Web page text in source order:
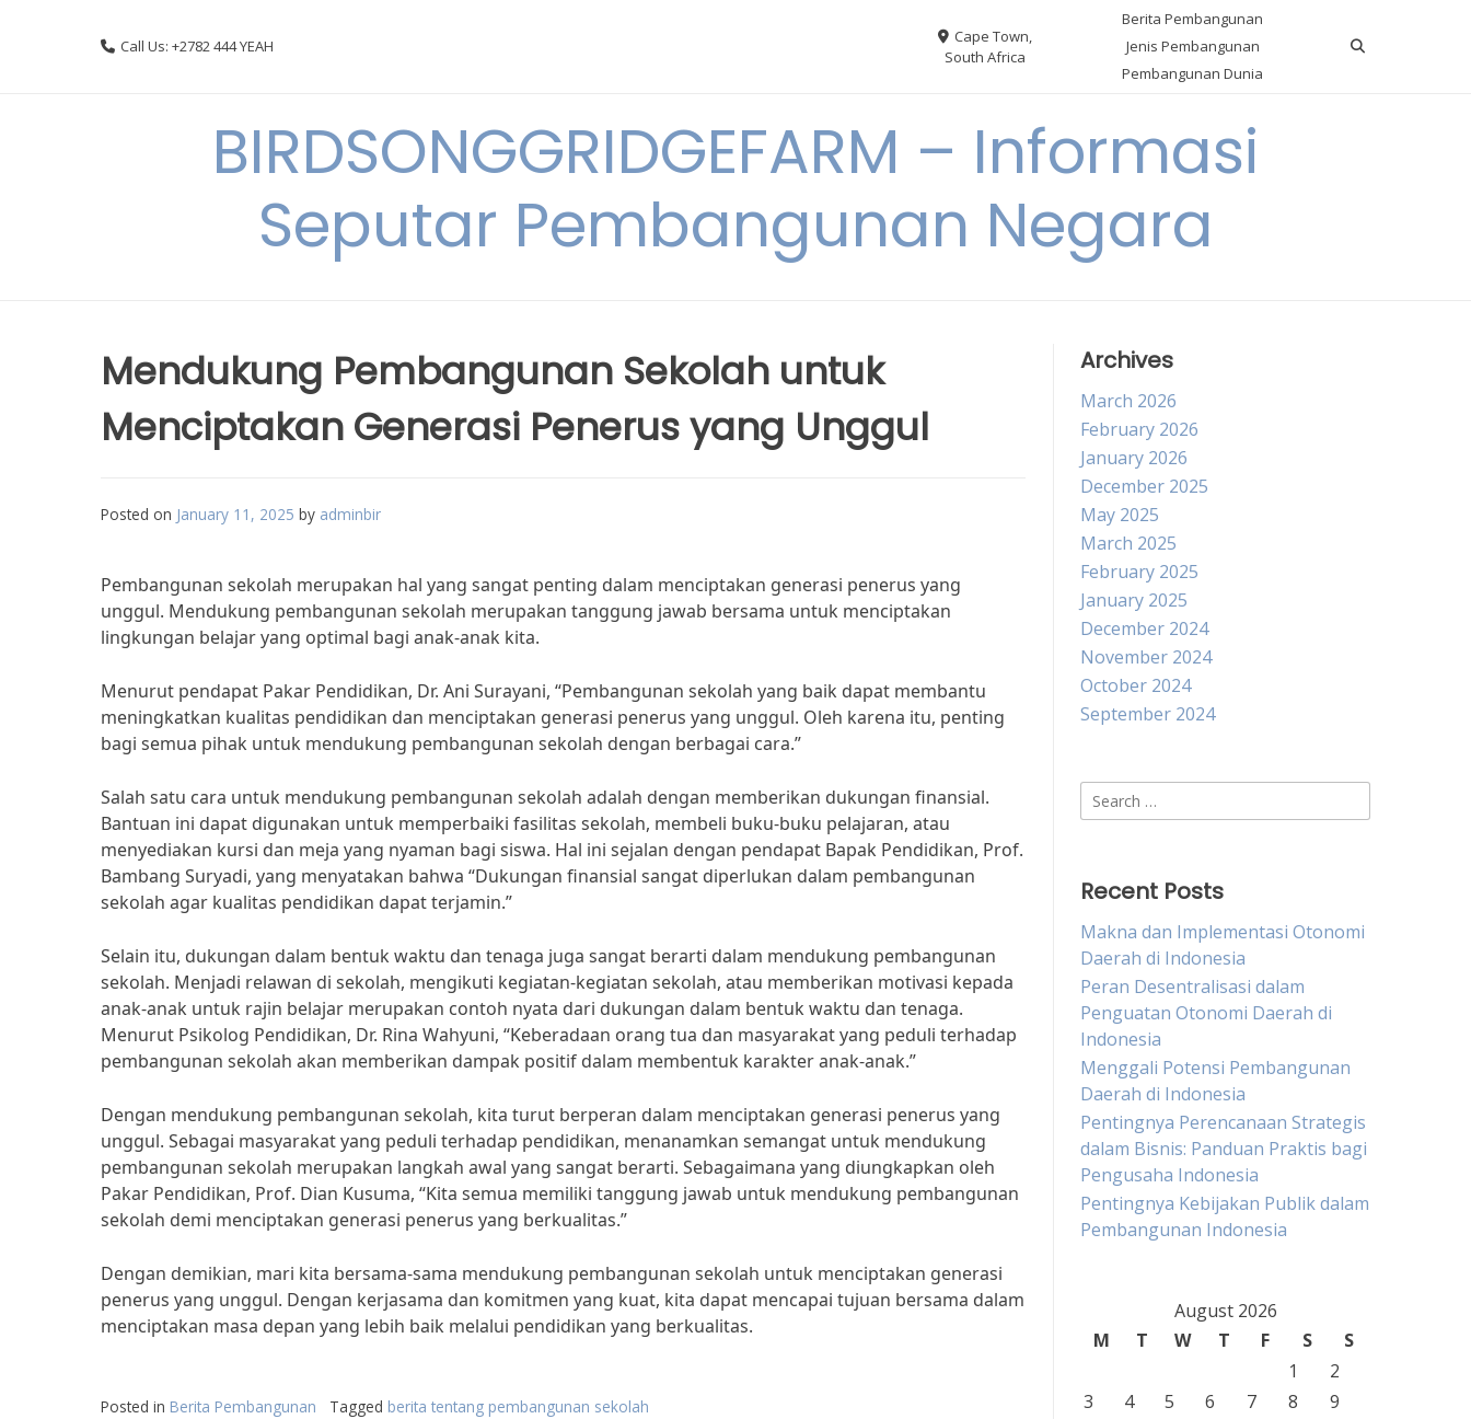
Call Us: +2782 444 YEAH
Cape Town,
South Africa
Berita Pembangunan
Jenis Pembangunan
Pembangunan Dunia
BIRDSONGGRIDGEFARM – Informasi
Seputar Pembangunan Negara
Mendukung Pembangunan Sekolah untuk
Menciptakan Generasi Penerus yang Unggul
Posted on January 11, 2025 by adminbir
Pembangunan sekolah merupakan hal yang sangat penting dalam menciptakan generasi penerus yang
unggul. Mendukung pembangunan sekolah merupakan tanggung jawab bersama untuk menciptakan
lingkungan belajar yang optimal bagi anak-anak kita.
Menurut pendapat Pakar Pendidikan, Dr. Ani Surayani, “Pembangunan sekolah yang baik dapat membantu
meningkatkan kualitas pendidikan dan menciptakan generasi penerus yang unggul. Oleh karena itu, penting
bagi semua pihak untuk mendukung pembangunan sekolah dengan berbagai cara.”
Salah satu cara untuk mendukung pembangunan sekolah adalah dengan memberikan dukungan finansial.
Bantuan ini dapat digunakan untuk memperbaiki fasilitas sekolah, membeli buku-buku pelajaran, atau
menyediakan kursi dan meja yang nyaman bagi siswa. Hal ini sejalan dengan pendapat Bapak Pendidikan, Prof.
Bambang Suryadi, yang menyatakan bahwa “Dukungan finansial sangat diperlukan dalam pembangunan
sekolah agar kualitas pendidikan dapat terjamin.”
Selain itu, dukungan dalam bentuk waktu dan tenaga juga sangat berarti dalam mendukung pembangunan
sekolah. Menjadi relawan di sekolah, mengikuti kegiatan-kegiatan sekolah, atau memberikan motivasi kepada
anak-anak untuk rajin belajar merupakan contoh nyata dari dukungan dalam bentuk waktu dan tenaga.
Menurut Psikolog Pendidikan, Dr. Rina Wahyuni, “Keberadaan orang tua dan masyarakat yang peduli terhadap
pembangunan sekolah akan memberikan dampak positif dalam membentuk karakter anak-anak.”
Dengan mendukung pembangunan sekolah, kita turut berperan dalam menciptakan generasi penerus yang
unggul. Sebagai masyarakat yang peduli terhadap pendidikan, menanamkan semangat untuk mendukung
pembangunan sekolah merupakan langkah awal yang sangat berarti. Sebagaimana yang diungkapkan oleh
Pakar Pendidikan, Prof. Dian Kusuma, “Kita semua memiliki tanggung jawab untuk mendukung pembangunan
sekolah demi menciptakan generasi penerus yang berkualitas.”
Dengan demikian, mari kita bersama-sama mendukung pembangunan sekolah untuk menciptakan generasi
penerus yang unggul. Dengan kerjasama dan komitmen yang kuat, kita dapat mencapai tujuan bersama dalam
menciptakan masa depan yang lebih baik melalui pendidikan yang berkualitas.
Posted in Berita Pembangunan Tagged berita tentang pembangunan sekolah
Archives
March 2026
February 2026
January 2026
December 2025
May 2025
March 2025
February 2025
January 2025
December 2024
November 2024
October 2024
September 2024
Search
for:
Recent Posts
Makna dan Implementasi Otonomi
Daerah di Indonesia
Peran Desentralisasi dalam
Penguatan Otonomi Daerah di
Indonesia
Menggali Potensi Pembangunan
Daerah di Indonesia
Pentingnya Perencanaan Strategis
dalam Bisnis: Panduan Praktis bagi
Pengusaha Indonesia
Pentingnya Kebijakan Publik dalam
Pembangunan Indonesia
August 2026
M
T W T F S
S
1
2
3
4 5 6 7 8
9